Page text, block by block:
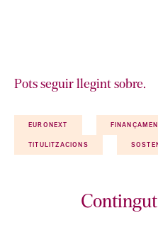
Pots seguir llegint sobre.
EURONEXT
TITULITZACIONS